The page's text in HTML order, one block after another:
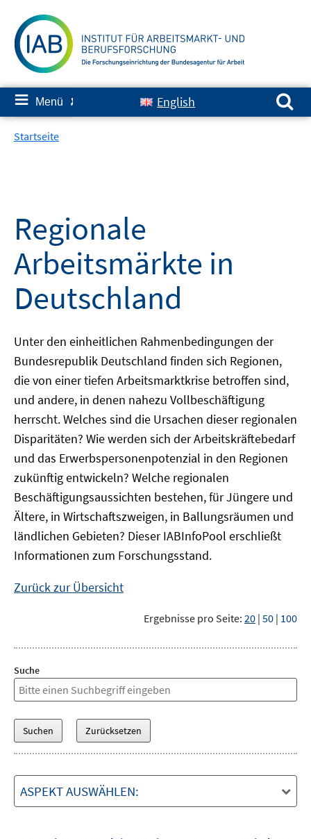
zum
Inhalt
≡ Menü ✘ English
Suchen nach:
Startseite
Regionale
Arbeitsmärkte in
Deutschland
Unter den einheitlichen Rahmenbedingungen der
Bundesrepublik Deutschland finden sich Regionen,
die von einer tiefen Arbeitsmarktkrise betroffen sind,
und andere, in denen nahezu Vollbeschäftigung
herrscht. Welches sind die Ursachen dieser regionalen
Disparitäten? Wie werden sich der Arbeitskräftebedarf
und das Erwerbspersonenpotenzial in den Regionen
zukünftig entwickeln? Welche regionalen
Beschäftigungsaussichten bestehen, für Jüngere und
Ältere, in Wirtschaftszweigen, in Ballungsräumen und
ländlichen Gebieten? DieserIABInfoPool erschließt
Informationen zum Forschungsstand.
Zurück zur Übersicht
Ergebnisse pro Seite: 20 | 50 | 100
Suche
ASPEKT AUSWÄHLEN: